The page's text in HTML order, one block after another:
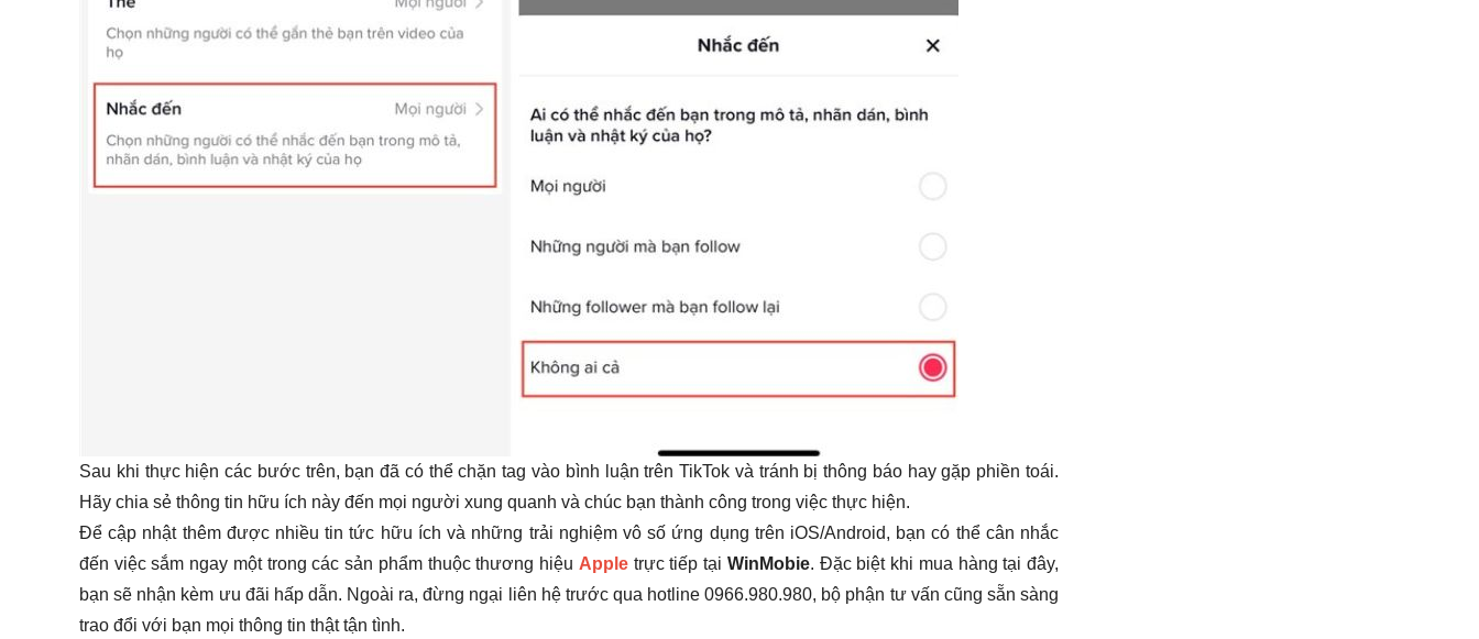
Sau khi thực hiện các bước trên, bạn đã có thể chặn tag vào bình luận trên TikTok và tránh bị thông báo hay gặp phiền toái.
Hãy chia sẻ thông tin hữu ích này đến mọi người xung quanh và chúc bạn thành công trong việc thực hiện.
Để cập nhật thêm được nhiều tin tức hữu ích và những trải nghiệm vô số ứng dụng trên iOS/Android, bạn có thể cân nhắc
đến việc sắm ngay một trong các sản phẩm thuộc thương hiệu Apple trực tiếp tại WinMobie. Đặc biệt khi mua hàng tại đây,
bạn sẽ nhận kèm ưu đãi hấp dẫn. Ngoài ra, đừng ngại liên hệ trước qua hotline 0966.980.980, bộ phận tư vấn cũng sẵn sàng
trao đổi với bạn mọi thông tin thật tận tình.